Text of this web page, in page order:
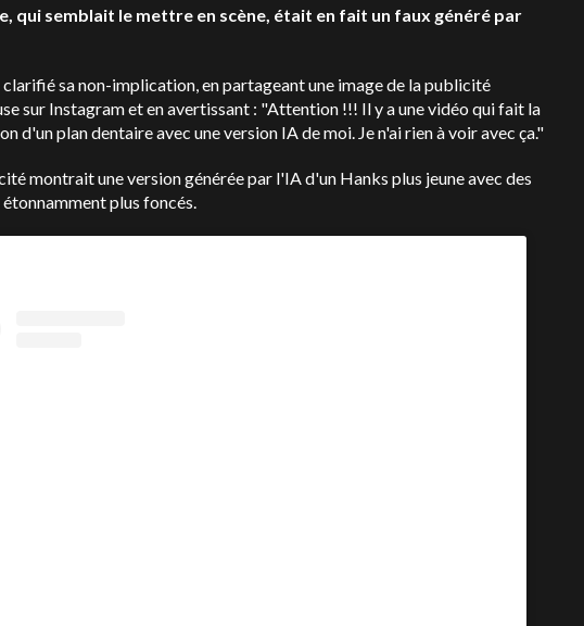
qui semblait le mettre en scène, était en fait un faux généré par
clarifié sa non-implication, en partageant une image de la publicité
sur Instagram et en avertissant : "Attention !!! Il y a une vidéo qui fait la
d'un plan dentaire avec une version IA de moi. Je n'ai rien à voir avec ça."
montrait une version générée par l'IA d'un Hanks plus jeune avec des
plus foncés.